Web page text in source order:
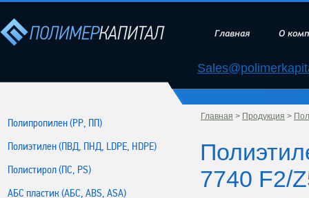
Главная О
Полипропилен (РР, ПП)
Полиэтилен (ПВД, ПНД, LDPE, HDPE)
Полистирол (ПС, PS)
АБС пластик (АБС, ABS, ASA)
Главная > Продукция >
7740 F2/